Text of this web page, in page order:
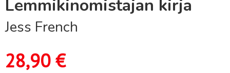
Lemmikinomistajan kirja
Jess French
28,90€